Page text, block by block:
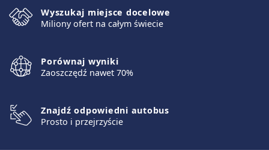
Wyszukaj miejsce docelowe
Miliony ofert na całym świecie
Porównaj wyniki
Zaoszczędź nawet 70%
Znajdź odpowiedni autobus
Prosto i przejrzyście